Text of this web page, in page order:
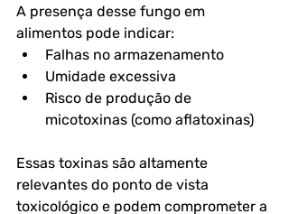
A presença desse fungo em
alimentos pode indicar:
Falhas no armazenamento
Umidade excessiva
Risco de produção de
micotoxinas (como aflatoxinas)
Essas toxinas são altamente
relevantes do ponto de vista
toxicológico e podem comprometer a